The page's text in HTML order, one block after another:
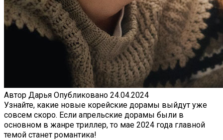
Автор Дарья Опубликовано 24.04.2024
Узнайте, какие новые корейские дорамы выйдут уже
совсем скоро. Если апрельские дорамы были в
основном в жанре триллер, то мае 2024 года главной
темой станет романтика!